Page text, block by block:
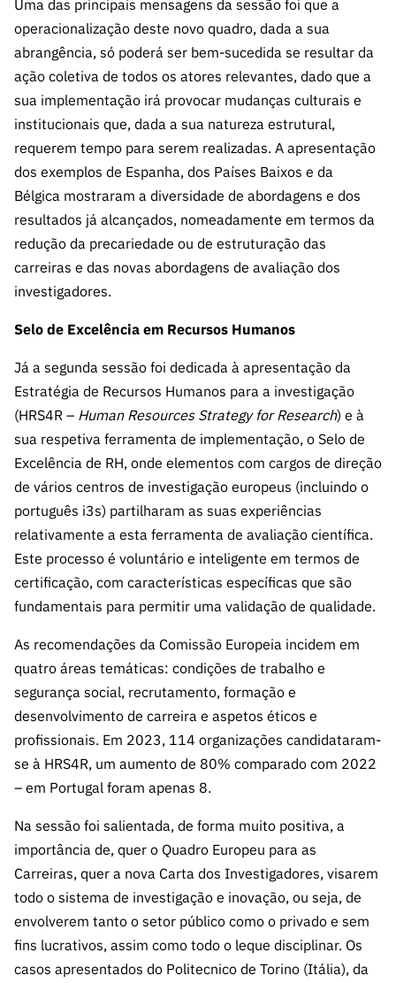
Uma das principais mensagens da sessão foi que a
operacionalização deste novo quadro, dada a sua
abrangência, só poderá ser bem-sucedida se resultar da
ação coletiva de todos os atores relevantes, dado que a
sua implementação irá provocar mudanças culturais e
institucionais que, dada a sua natureza estrutural,
requerem tempo para serem realizadas. A apresentação
dos exemplos de Espanha, dos Países Baixos e da
Bélgica mostraram a diversidade de abordagens e dos
resultados já alcançados, nomeadamente em termos da
redução da precariedade ou de estruturação das
carreiras e das novas abordagens de avaliação dos
investigadores.
Selo de Excelência em Recursos Humanos
Já a segunda sessão foi dedicada à apresentação da
Estratégia de Recursos Humanos para a investigação
(HRS4R – Human Resources Strategy for Research) e à
sua respetiva ferramenta de implementação, o Selo de
Excelência de RH, onde elementos com cargos de direção
de vários centros de investigação europeus (incluindo o
português i3s) partilharam as suas experiências
relativamente a esta ferramenta de avaliação científica.
Este processo é voluntário e inteligente em termos de
certificação, com características específicas que são
fundamentais para permitir uma validação de qualidade.
As recomendações da Comissão Europeia incidem em
quatro áreas temáticas: condições de trabalho e
segurança social, recrutamento, formação e
desenvolvimento de carreira e aspetos éticos e
profissionais. Em 2023, 114 organizações candidataram-
se à HRS4R, um aumento de 80% comparado com 2022
– em Portugal foram apenas 8.
Na sessão foi salientada, de forma muito positiva, a
importância de, quer o Quadro Europeu para as
Carreiras, quer a nova Carta dos Investigadores, visarem
todo o sistema de investigação e inovação, ou seja, de
envolverem tanto o setor público como o privado e sem
fins lucrativos, assim como todo o leque disciplinar. Os
casos apresentados do Politecnico de Torino (Itália), da